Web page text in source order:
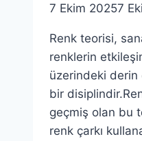
7 Ekim 20257
Renk teorisi,
renklerin
üzerindeki derin
bir
geçmiş olan bu
renk çarkı